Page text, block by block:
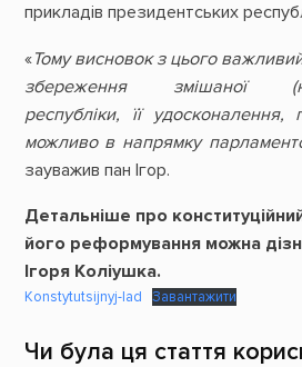
прикладів президентських
«Тому висновок з цього
збереження змішаної
республіки, її
можливо в напрямку
зауважив пан Ігор.
Детальніше про
його реформування можна
Ігоря Коліушка.
Konstytutsijnyj-lad Завантажити
Чи була ця стаття